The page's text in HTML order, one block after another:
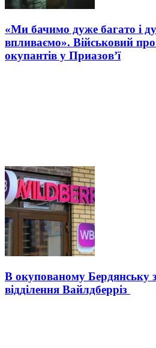
«Ми бачимо дуже багато і
впливаємо». Військовий
окупантів у Приазов’ї
В окупованому Бердянську
відділення Вайлдберріз